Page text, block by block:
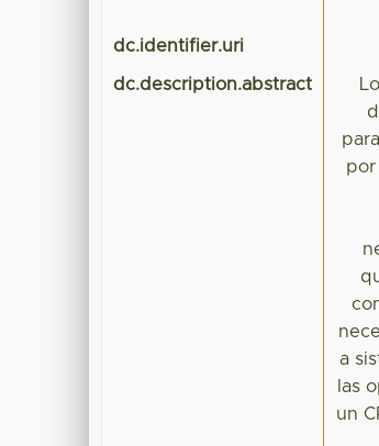
dc.identifier.uri
dc.description.abstract
por
a
las
un